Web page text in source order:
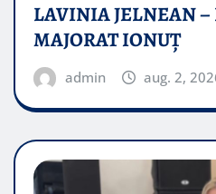
LAVINIA JELNEAN
MAJORAT IONUŢ
admin aug. 2,